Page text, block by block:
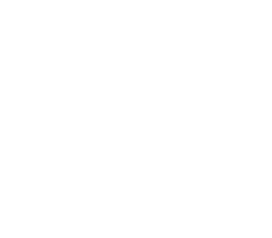
so ganzheitlich ist,